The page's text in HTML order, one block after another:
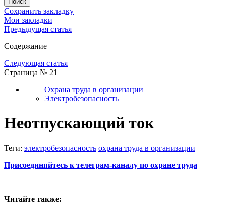
Сохранить закладку
Мои закладки
Предыдущая статья
Содержание
Следующая статья
Страница № 21
Охрана труда в организации
Электробезопасность
Неотпускающий ток
Теги: электробезопасность охрана труда в организации
Присоединяйтесь к телеграм-каналу по охране труда
Читайте также: